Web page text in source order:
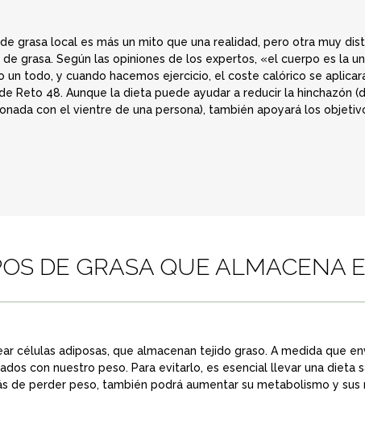
grasa local es más un mito que una realidad, pero otra muy
grasa. Según las opiniones de los expertos, «el cuerpo es la
todo, y cuando hacemos ejercicio, el coste calórico se
Reto 48. Aunque la dieta puede ayudar a reducir la hinchazón
con el vientre de una persona), también apoyará los
DE GRASA QUE ALMACENA
células adiposas, que almacenan tejido graso. A medida que
con nuestro peso. Para evitarlo, es esencial llevar una dieta
de perder peso, también podrá aumentar su metabolismo y